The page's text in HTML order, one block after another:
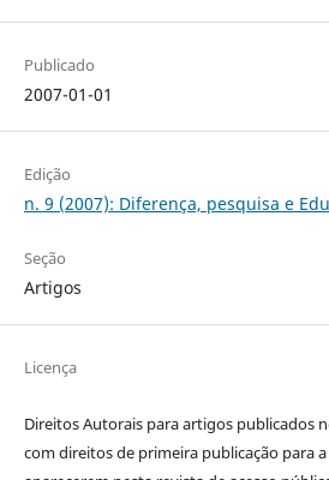
Publicado
2007-01-01
Edição
n. 9 (2007): Diferença, pesquisa e
Seção
Artigos
Licença
Direitos Autorais para artigos publicados
com direitos de primeira publicação para